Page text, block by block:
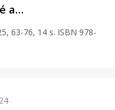
a…
63-76, 14 s. ISBN 978-